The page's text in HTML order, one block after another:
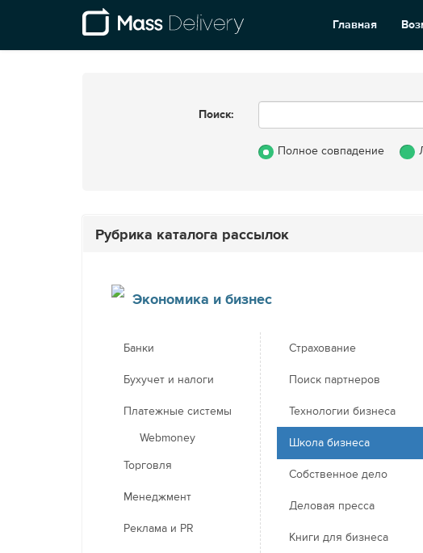
Главная
Поиск:
Полное совпадение
Рубрика каталога рассылок
Экономика и бизнес
Банки
Бухучет и налоги
Платежные системы
Webmoney
Торговля
Менеджмент
Реклама и PR
Страхование
Поиск партнеров
Технологии бизнеса
Школа бизнеса
Собственное дело
Деловая пресса
Книги для бизнеса